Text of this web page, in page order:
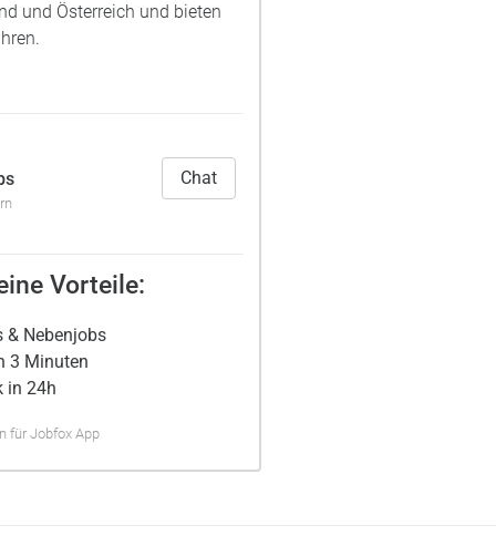
und Österreich und bieten
Chat
Vorteile:
& Nebenjobs
3 Minuten
in 24h
für Jobfox App